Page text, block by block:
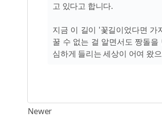
고 있다고 합니다.
지금 이 길이 '꽃길이었다면 가
꿀 수 없는 걸 알면서도 짱돌
심하게 들리는 세상이 어여 왔
Newer